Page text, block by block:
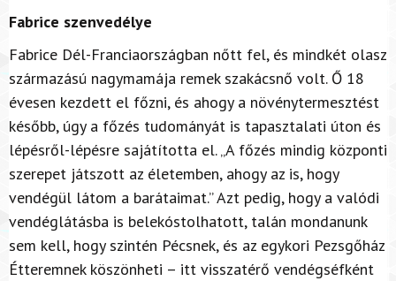
Fabrice szenvedélye
Fabrice Dél-Franciaországban nőtt fel, és mindkét olasz
származású nagymamája remek szakácsnő volt. Ő 18
évesen kezdett el főzni, és ahogy a növénytermesztést
később, úgy a főzés tudományát is tapasztalati úton és
lépésről-lépésre sajátította el. „A főzés mindig központi
szerepet játszott az életemben, ahogy az is, hogy
vendégül látom a barátaimat.” Azt pedig, hogy a valódi
vendéglátásba is belekóstolhatott, talán mondanunk
sem kell, hogy szintén Pécsnek, és az egykori Pezsgőház
Étteremnek köszönheti – itt visszatérő vendégséfként